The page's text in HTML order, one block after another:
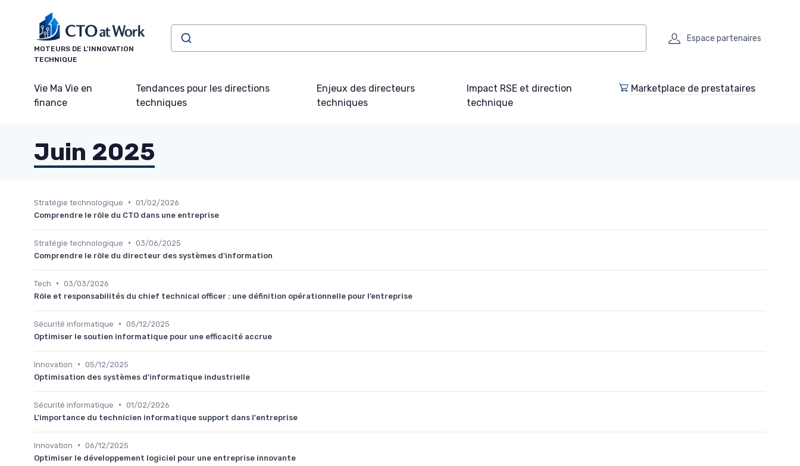
MOTEURS DE L'INNOVATION
TECHNIQUE
Espace partenaires
Vie Ma Vie en
finance
Tendances pour les directions
techniques
Enjeux des directeurs
techniques
Impact RSE et direction
technique
Marketplace de prestataires
Juin 2025
Stratégie technologique • 01/02/2026
Comprendre le rôle du CTO dans une entreprise
Stratégie technologique • 03/06/2025
Comprendre le rôle du directeur des systèmes d'information
Tech • 03/03/2026
Rôle et responsabilités du chief technical officer : une définition opérationnelle pour l’entreprise
Sécurité informatique • 05/12/2025
Optimiser le soutien informatique pour une efficacité accrue
Innovation • 05/12/2025
Optimisation des systèmes d'informatique industrielle
Sécurité informatique • 01/02/2026
L'importance du technicien informatique support dans l'entreprise
Innovation • 06/12/2025
Optimiser le développement logiciel pour une entreprise innovante